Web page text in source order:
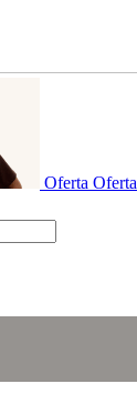
Oferta Oferta